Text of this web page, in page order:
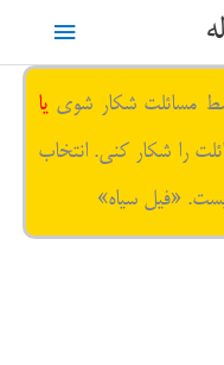
فهرست
مسائلت شکار شوی یا
را شکار کنی. انتخاب
«فیل سیاه»